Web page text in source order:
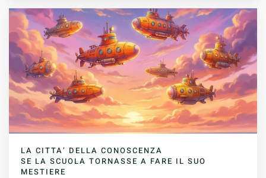
LA CITTA’ DELLA CONOSCENZA
SE LA SCUOLA TORNASSE A FARE IL SUO
MESTIERE